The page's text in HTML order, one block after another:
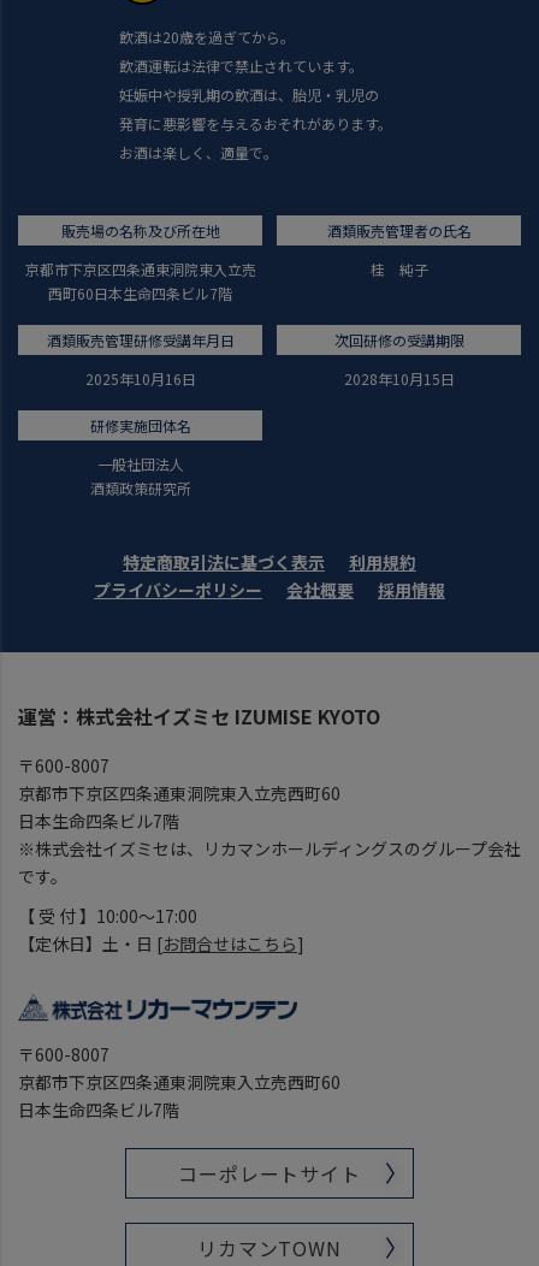
飲酒は20歳を過ぎてから。
飲酒運転は法律で禁止されています。
妊娠中や授乳期の飲酒は、胎児・乳児の
発育に悪影響を与えるおそれがあります。
お酒は楽しく、適量で。
販売場の名称及び所在地
京都市下京区四条通東洞院東入立売
西町60日本生命四条ビル7階
酒類販売管理者の氏名
桂 純子
酒類販売管理研修受講年月日
2025年10月16日
次回研修の受講期限
2028年10月15日
研修実施団体名
一般社団法人
酒類政策研究所
特定商取引法に基づく表示
利用規約
プライバシーポリシー
会社概要 採用情報
運営：株式会社イズミセ IZUMISE KYOTO
〒600-8007
京都市下京区四条通東洞院東入立売西町60
日本生命四条ビル7階
※株式会社イズミセは、リカマンホールディングスのグループ会社
です。
【 受 付 】10:00～17:00
【定休日】土・日 [お問合せはこちら]
〒600-8007
京都市下京区四条通東洞院東入立売西町60
日本生命四条ビル7階
コーポレートサイト
リカマンTOWN